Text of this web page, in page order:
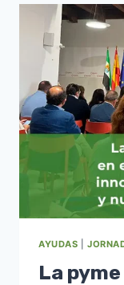
AYUDAS |
La